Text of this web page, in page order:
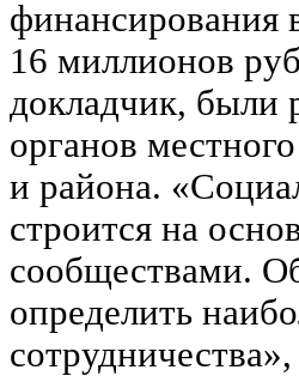
финансирования
16 миллионов
докладчик, были
органов
и района.
строится на
сообществами.
определить